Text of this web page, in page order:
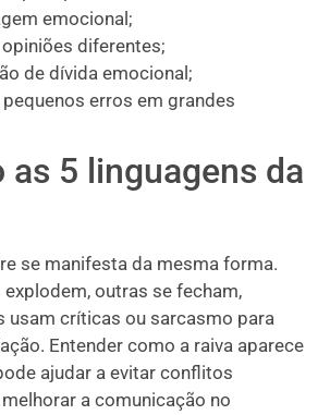
emocional;
diferentes;
de dívida emocional;
erros em grandes
as 5 linguagens da
se manifesta da mesma forma.
outras se fecham,
usam críticas ou sarcasmo para
Entender como a raiva aparece
ajudar a evitar conflitos
a comunicação no